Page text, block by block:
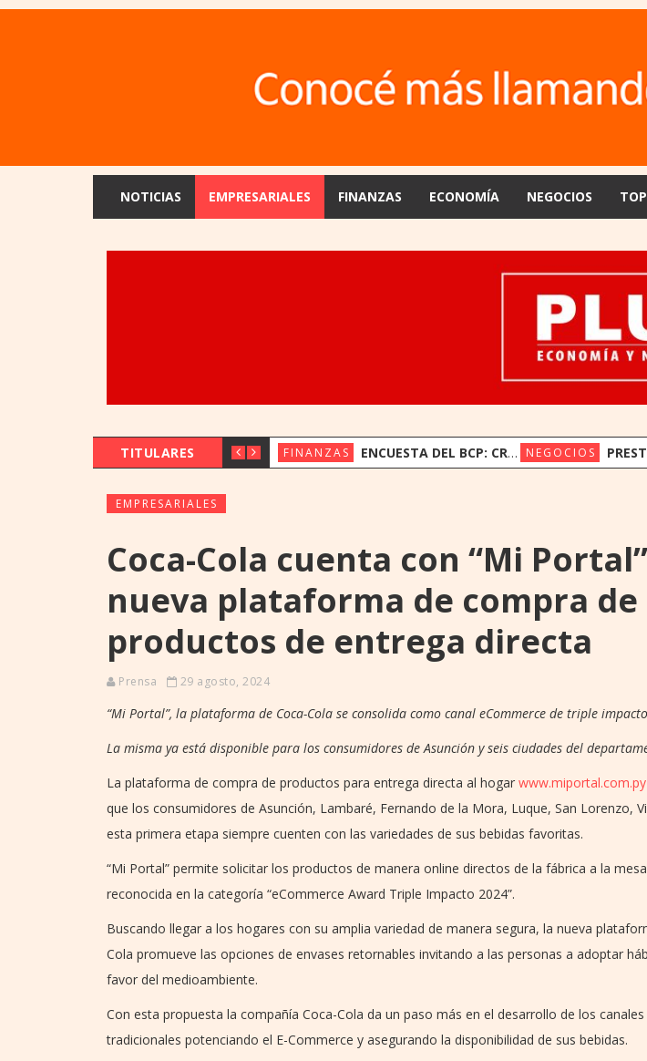
NOTICIAS EMPRESARIALES FINANZAS ECONOMÍA NEGOCIOS
TITULARES FINANZAS ENCUESTA DEL BCP: CRECE EL OPTIMISMO PARA OTORGAR CRÉDITOS AL SECTOR PRIVADO NEGOCIOS PRESTIGIO MICHELIN Y
EMPRESARIALES
Coca-Cola cuenta con “Mi
nueva plataforma de compra de
productos de entrega directa
Prensa 29 agosto, 2024
“Mi Portal”, la plataforma de Coca-Cola se consolida como canal eCommerce de triple
La misma ya está disponible para los consumidores de Asunción y seis ciudades del
La plataforma de compra de productos para entrega directa al hogar www.miportal.com.py
que los consumidores de Asunción, Lambaré, Fernando de la Mora, Luque, San Lorenzo,
esta primera etapa siempre cuenten con las variedades de sus bebidas favoritas.
“Mi Portal” permite solicitar los productos de manera online directos de la fábrica a la
reconocida en la categoría “eCommerce Award Triple Impacto 2024”.
Buscando llegar a los hogares con su amplia variedad de manera segura, la nueva
Cola promueve las opciones de envases retornables invitando a las personas a adoptar
favor del medioambiente.
Con esta propuesta la compañía Coca-Cola da un paso más en el desarrollo de los
tradicionales potenciando el E-Commerce y asegurando la disponibilidad de sus bebidas.